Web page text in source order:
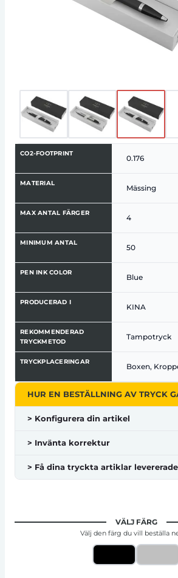
design.
CO2-FOOTPRINT
0.176
MATERIAL
Mässing
MAX ANTAL FÄRGER
4
MINIMUM ANTAL
50
PEN INK COLOR
Blue
PRODUCERAD I
KINA
REKOMMENDERAD
TRYCKMETOD
Tampotryck
TRYCKPLACERINGAR
Boxen,
HUR EN BESTÄLLNING AV TRYCK
> Konfigurera din artikel
> Invänta korrektur
> Få dina tryckta artiklar levererade
VÄLJ FÄRG
Välj den färg du vill beställa